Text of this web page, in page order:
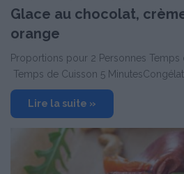
Glace au chocolat,
orange
Proportions pour 2 Personnes Temps
Temps de Cuisson 5
Lire la suite »